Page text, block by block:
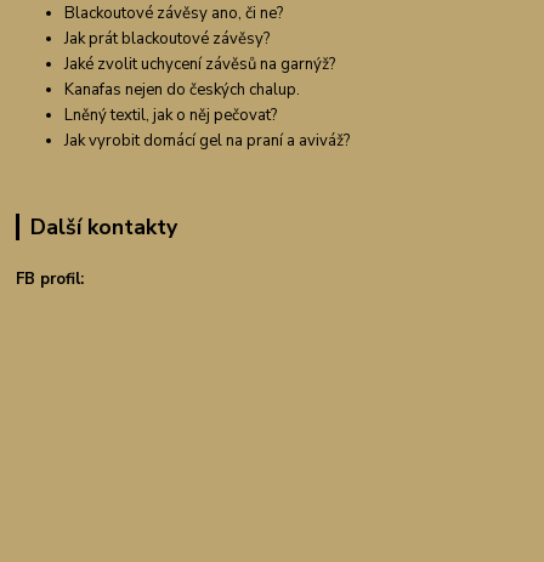
Blackoutové závěsy ano, či ne?
Jak prát blackoutové závěsy?
Jaké zvolit uchycení závěsů na garnýž?
Kanafas nejen do českých chalup.
Lněný textil, jak o něj pečovat?
Jak vyrobit domácí gel na praní a aviváž?
Další kontakty
FB profil: